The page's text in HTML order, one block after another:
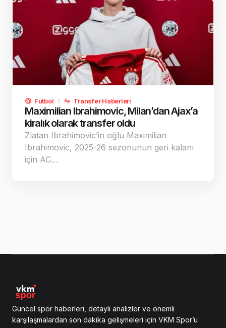
Futbol Transfer Haberleri
Maximilian Ibrahimovic, Milan’dan Ajax’a
kiralık olarak transfer oldu
Zlatan Ibrahimovic’in oğlu Maximilian
Ibrahimovic, 2025-26 sezonunun geri kalanı
için AC…
Güncel spor haberleri, detaylı analizler ve önemli
karşılaşmalardan son dakika gelişmeleri için VKM Spor’u